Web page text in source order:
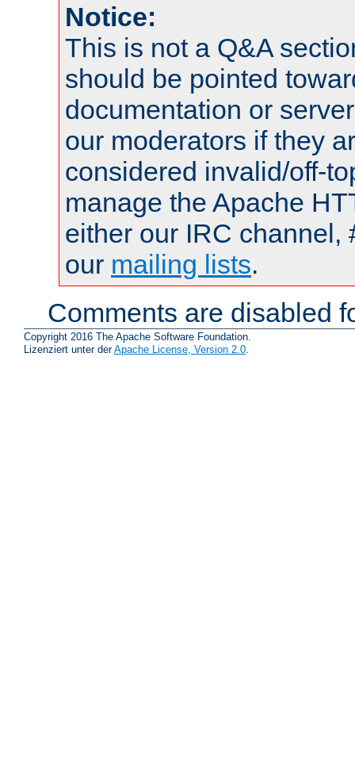
Notice:
This is not a Q&A
should be pointed
documentation or
our moderators if they
considered invalid/off-
manage the Apache
either our IRC channel,
our mailing lists.
Comments are disabled
Copyright 2016 The Apache Software Foundation.
Lizenziert unter derApache License, Version 2.0.